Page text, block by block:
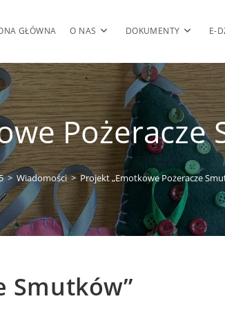
GŁÓWNA O NAS DOKUMENTY E-
Pożeracze
> Wiadomości > Projekt „Emotkowe Pożeracze
Smutków”